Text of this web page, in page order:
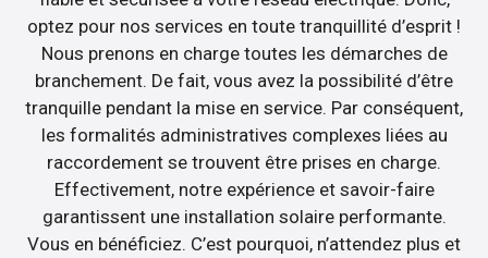
optez pour nos services en toute tranquillité d’esprit !
Nous prenons en charge toutes les démarches de
branchement. De fait, vous avez la possibilité d’être
tranquille pendant la mise en service. Par conséquent,
les formalités administratives complexes liées au
raccordement se trouvent être prises en charge.
Effectivement, notre expérience et savoir-faire
garantissent une installation solaire performante.
Vous en bénéficiez. C’est pourquoi, n’attendez plus et